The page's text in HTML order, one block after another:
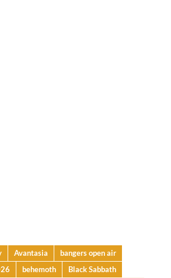
Avantasia
bangers open air
behemoth
Black Sabbath